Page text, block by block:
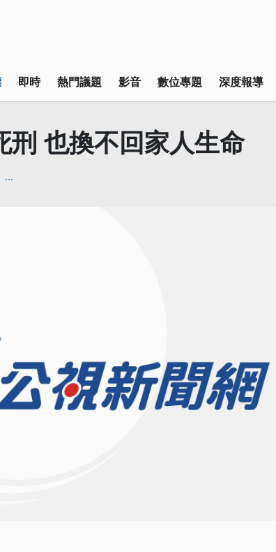
即時 熱門議題 影音 數位專題 深度報導
刑 也換不回家人生命
...